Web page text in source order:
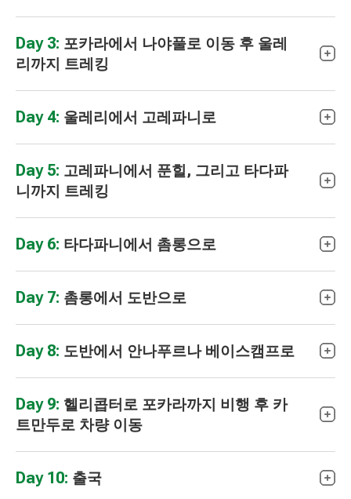
Day 3: 포카라에서 나야풀로 이동 후 울레
리까지 트레킹
Day 4: 울레리에서 고레파니로
Day 5: 고레파니에서 푼힐, 그리고 타다파
니까지 트레킹
Day 6: 타다파니에서 촘롱으로
Day 7: 촘롱에서 도반으로
Day 8: 도반에서 안나푸르나 베이스캠프로
Day 9: 헬리콥터로 포카라까지 비행 후 카
트만두로 차량 이동
Day 10: 출국